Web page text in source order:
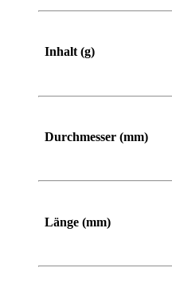
Inhalt (g)
Durchmesser (mm)
Länge (mm)
Von